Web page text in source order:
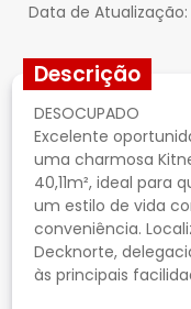
Data de Atualização:
Descrição
DESOCUPADO
Excelente
uma charmosa
40,11m², ideal
um estilo de vida
conveniência.
Decknorte,
às principais